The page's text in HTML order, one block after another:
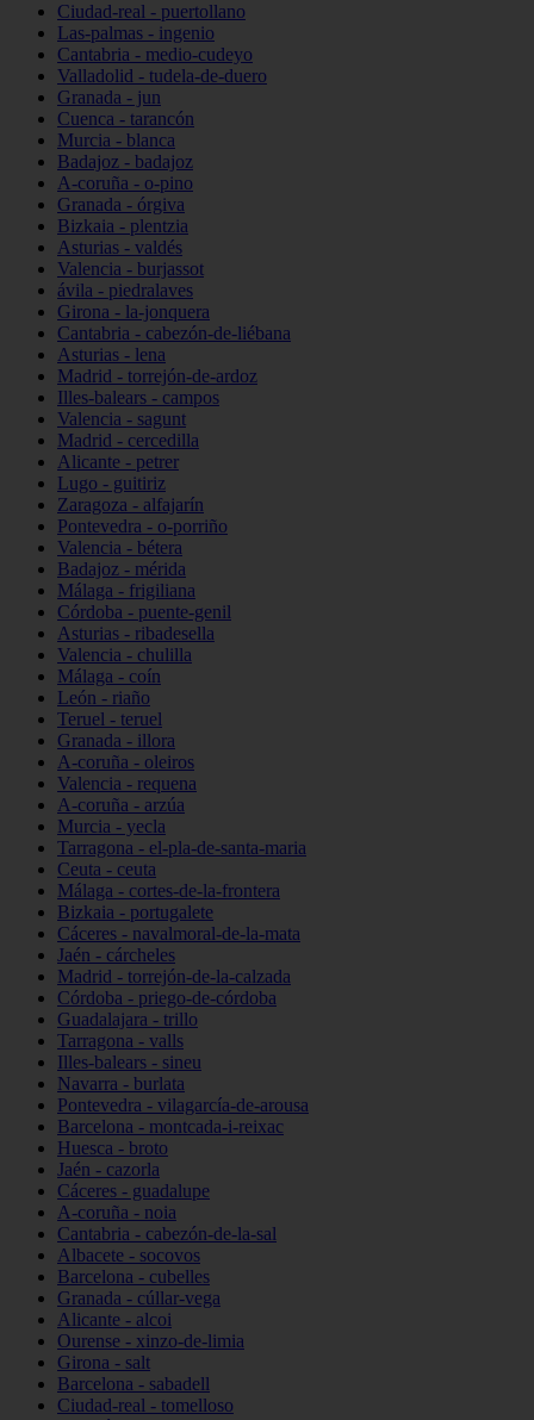
Ciudad-real - puertollano
Las-palmas - ingenio
Cantabria - medio-cudeyo
Valladolid - tudela-de-duero
Granada - jun
Cuenca - tarancón
Murcia - blanca
Badajoz - badajoz
A-coruña - o-pino
Granada - órgiva
Bizkaia - plentzia
Asturias - valdés
Valencia - burjassot
ávila - piedralaves
Girona - la-jonquera
Cantabria - cabezón-de-liébana
Asturias - lena
Madrid - torrejón-de-ardoz
Illes-balears - campos
Valencia - sagunt
Madrid - cercedilla
Alicante - petrer
Lugo - guitiriz
Zaragoza - alfajarín
Pontevedra - o-porriño
Valencia - bétera
Badajoz - mérida
Málaga - frigiliana
Córdoba - puente-genil
Asturias - ribadesella
Valencia - chulilla
Málaga - coín
León - riaño
Teruel - teruel
Granada - illora
A-coruña - oleiros
Valencia - requena
A-coruña - arzúa
Murcia - yecla
Tarragona - el-pla-de-santa-maria
Ceuta - ceuta
Málaga - cortes-de-la-frontera
Bizkaia - portugalete
Cáceres - navalmoral-de-la-mata
Jaén - cárcheles
Madrid - torrejón-de-la-calzada
Córdoba - priego-de-córdoba
Guadalajara - trillo
Tarragona - valls
Illes-balears - sineu
Navarra - burlata
Pontevedra - vilagarcía-de-arousa
Barcelona - montcada-i-reixac
Huesca - broto
Jaén - cazorla
Cáceres - guadalupe
A-coruña - noia
Cantabria - cabezón-de-la-sal
Albacete - socovos
Barcelona - cubelles
Granada - cúllar-vega
Alicante - alcoi
Ourense - xinzo-de-limia
Girona - salt
Barcelona - sabadell
Ciudad-real - tomelloso